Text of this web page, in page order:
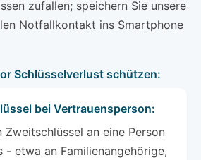
zufallen; speichern Sie unsere
Notfallkontakt ins Smartphone
Schlüsselverlust schützen:
bei Vertrauensperson:
Zweitschlüssel an eine Person
- etwa an Familienangehörige,